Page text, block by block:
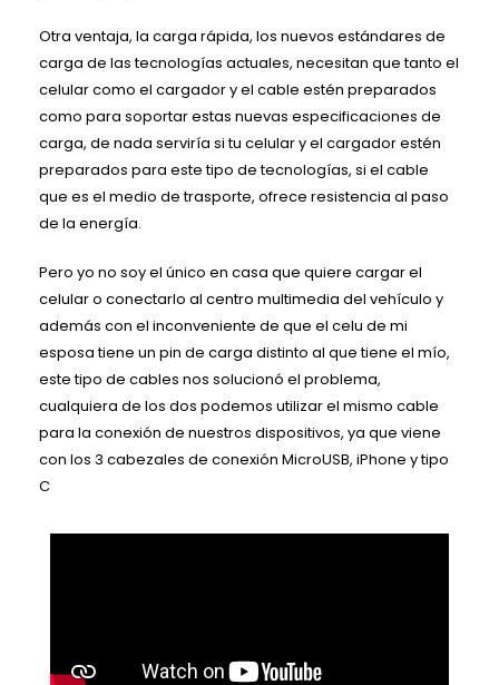
Otra ventaja, la carga rápida, los nuevos estándares de
carga de las tecnologías actuales, necesitan que tanto el
celular como el cargador y el cable estén preparados
como para soportar estas nuevas especificaciones de
carga, de nada serviría si tu celular y el cargador estén
preparados para este tipo de tecnologías, si el cable
que es el medio de trasporte, ofrece resistencia al paso
de la energía.
Pero yo no soy el único en casa que quiere cargar el
celular o conectarlo al centro multimedia del vehículo y
además con el inconveniente de que el celu de mi
esposa tiene un pin de carga distinto al que tiene el mío,
este tipo de cables nos solucionó el problema,
cualquiera de los dos podemos utilizar el mismo cable
para la conexión de nuestros dispositivos, ya que viene
con los 3 cabezales de conexión MicroUSB, iPhone y tipo
C